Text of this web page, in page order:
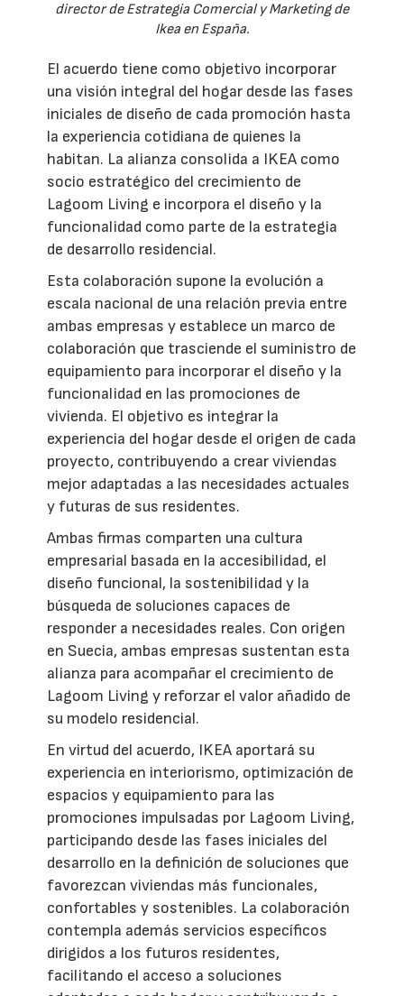
director de Estrategia Comercial y Marketing de
Ikea en España.
El acuerdo tiene como objetivo incorporar
una visión integral del hogar desde las fases
iniciales de diseño de cada promoción hasta
la experiencia cotidiana de quienes la
habitan. La alianza consolida a IKEA como
socio estratégico del crecimiento de
Lagoom Living e incorpora el diseño y la
funcionalidad como parte de la estrategia
de desarrollo residencial.
Esta colaboración supone la evolución a
escala nacional de una relación previa entre
ambas empresas y establece un marco de
colaboración que trasciende el suministro de
equipamiento para incorporar el diseño y la
funcionalidad en las promociones de
vivienda. El objetivo es integrar la
experiencia del hogar desde el origen de cada
proyecto, contribuyendo a crear viviendas
mejor adaptadas a las necesidades actuales
y futuras de sus residentes.
Ambas firmas comparten una cultura
empresarial basada en la accesibilidad, el
diseño funcional, la sostenibilidad y la
búsqueda de soluciones capaces de
responder a necesidades reales. Con origen
en Suecia, ambas empresas sustentan esta
alianza para acompañar el crecimiento de
Lagoom Living y reforzar el valor añadido de
su modelo residencial.
En virtud del acuerdo, IKEA aportará su
experiencia en interiorismo, optimización de
espacios y equipamiento para las
promociones impulsadas por Lagoom Living,
participando desde las fases iniciales del
desarrollo en la definición de soluciones que
favorezcan viviendas más funcionales,
confortables y sostenibles. La colaboración
contempla además servicios específicos
dirigidos a los futuros residentes,
facilitando el acceso a soluciones